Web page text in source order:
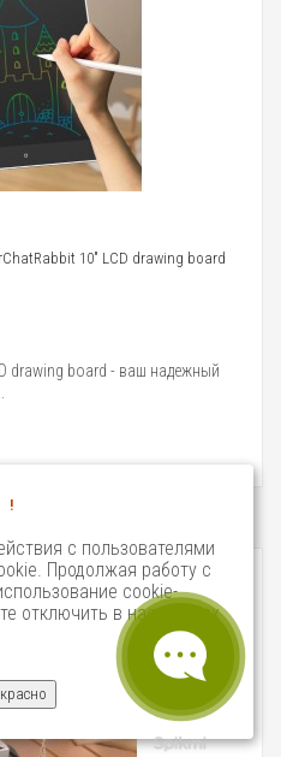
10" LCD drawing board
drawing board - ваш надежный
!
с пользователями
Продолжая работу с
cookie-
отключить в настройках